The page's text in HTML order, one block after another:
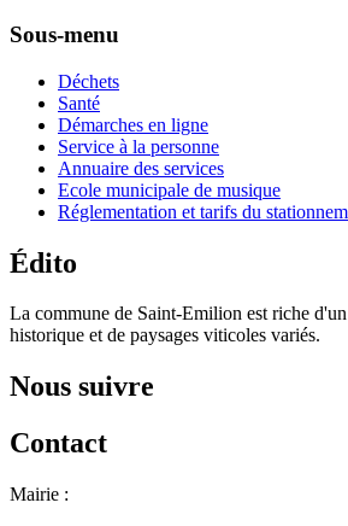
Sous-menu
Déchets
Santé
Démarches en ligne
Service à la personne
Annuaire des services
Ecole municipale de musique
Réglementation et tarifs du
Édito
La commune de Saint-Emilion est riche
historique et de paysages viticoles variés.
Nous suivre
Contact
Mairie :